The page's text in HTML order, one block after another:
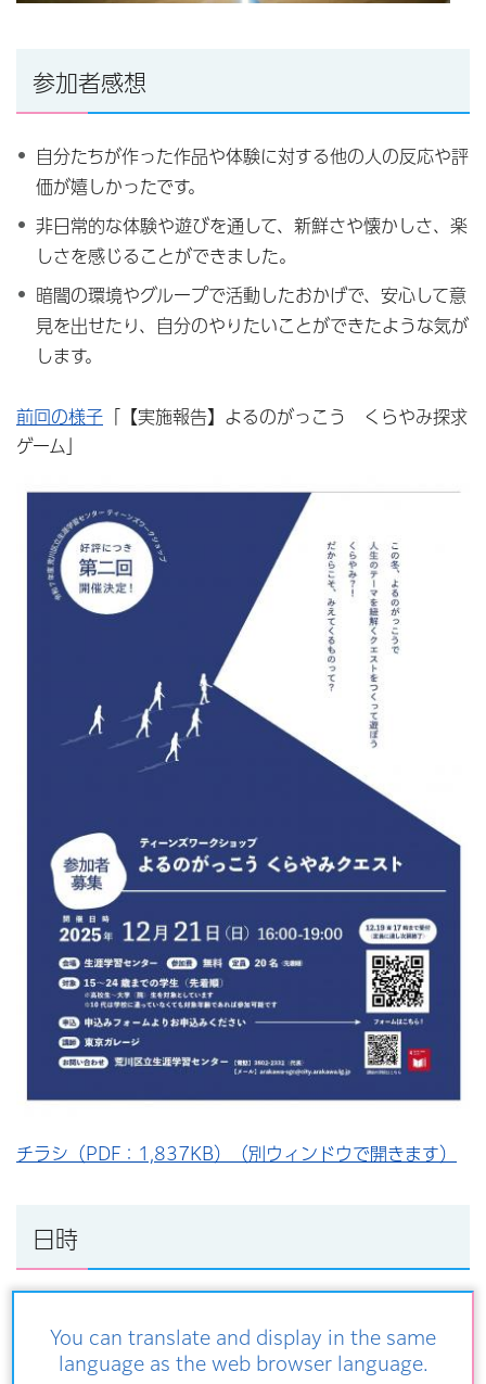
You can translate and display in the same
language as the web browser language.
参加者感想
自分たちが作った作品や体験に対する他の人の反応や評
価が嬉しかったです。
非日常的な体験や遊びを通して、新鮮さや懐かしさ、楽
しさを感じることができました。
暗闇の環境やグループで活動したおかげで、安心して意
見を出せたり、自分のやりたいことができたような気が
します。
前回の様子 「【実施報告】よるのがっこう くらやみ探求
ゲーム」
チラシ（PDF：1,837KB）（別ウィンドウで開きます）
日時